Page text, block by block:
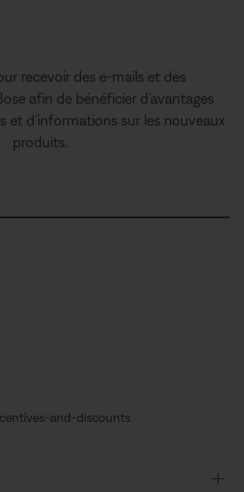
recevoir des e-mails et des
afin de bénéficier d’avantages
et d’informations sur les nouveaux
produits.
and-discounts